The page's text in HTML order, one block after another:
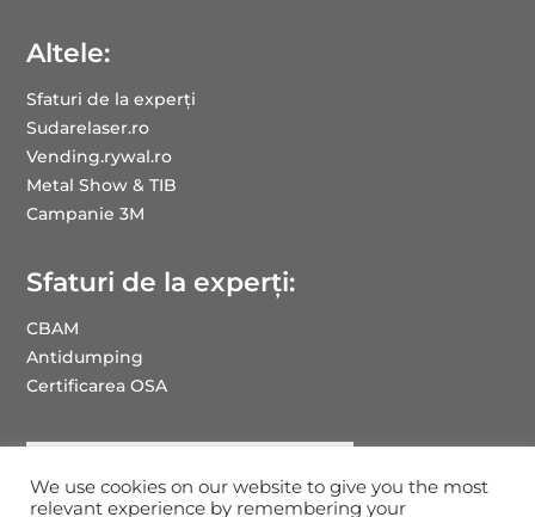
Altele:
Sfaturi de la experți
Sudarelaser.ro
Vending.rywal.ro
Metal Show & TIB
Campanie 3M
Sfaturi de la experți:
CBAM
Antidumping
Certificarea OSA
We use cookies on our website to give you the most
relevant experience by remembering your